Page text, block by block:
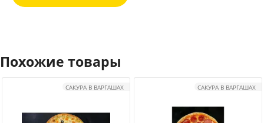
Похожие товары
САКУРА В ВАРГАШАХ САКУРА В ВАРГАШАХ